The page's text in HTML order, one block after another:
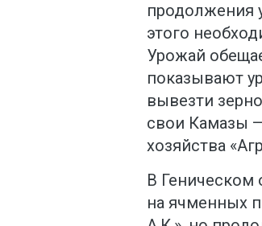
продолжения
этого
Урожай
показывают
вывезти
свои Камазы
хозяйства
В Геническом
на ячменных